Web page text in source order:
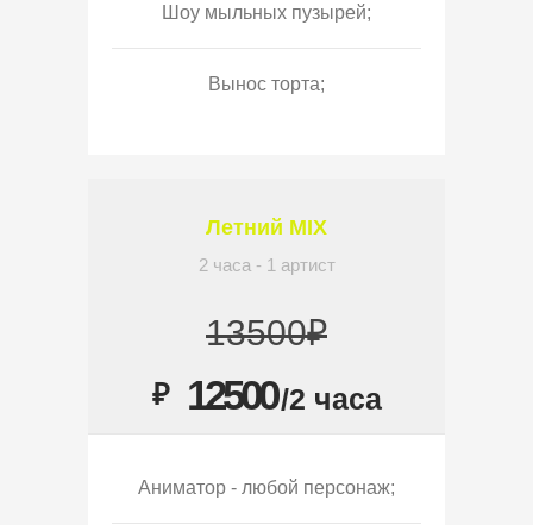
Шоу мыльных пузырей;
Вынос торта;
Летний MIX
2 часа - 1 артист
13500₽
₽ 12500/2 часа
Аниматор - любой персонаж;